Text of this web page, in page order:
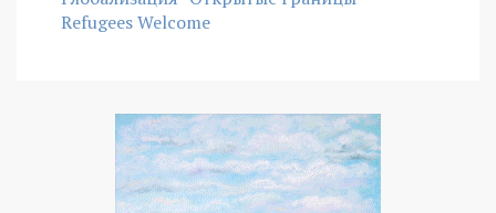
Refugees Welcome